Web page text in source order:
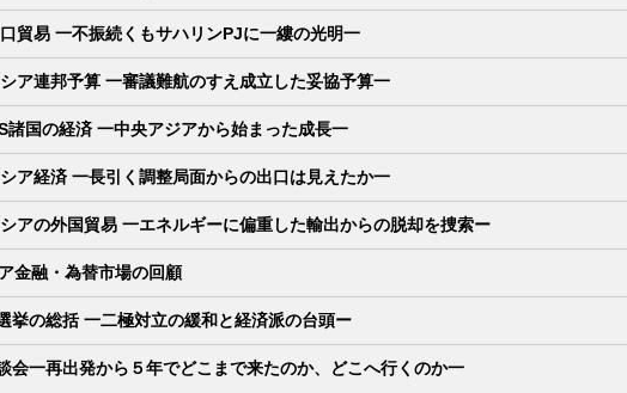
貿易 一不振続くもサハリンPJに一縷の光明一
ア連邦予算 一審議難航のすえ成立した妥協予算一
諸国の経済 一中央アジアから始まった成長一
ア経済 一長引く調整局面からの出口は見えたか一
アの外国貿易 一エネルギーに偏重した輸出からの脱却を捜索ー
金融・為替市場の回顧
挙の総括 一二極対立の緩和と経済派の台頭ー
会一再出発から５年でどこまで来たのか、どこへ行くのか一